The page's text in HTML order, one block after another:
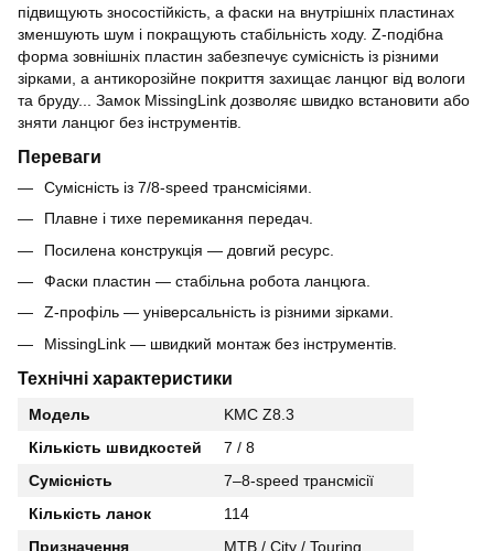
підвищують зносостійкість, а фаски на внутрішніх пластинах
зменшують шум і покращують стабільність ходу. Z-подібна
форма зовнішніх пластин забезпечує сумісність із різними
зірками, а антикорозійне покриття захищає ланцюг від вологи
та бруду... Замок MissingLink дозволяє швидко встановити або
зняти ланцюг без інструментів.
Переваги
Сумісність із 7/8-speed трансмісіями.
Плавне і тихе перемикання передач.
Посилена конструкція — довгий ресурс.
Фаски пластин — стабільна робота ланцюга.
Z-профіль — універсальність із різними зірками.
MissingLink — швидкий монтаж без інструментів.
Технічні характеристики
Модель
KMC Z8.3
Кількість швидкостей
7 / 8
Сумісність
7–8-speed трансмісії
Кількість ланок
114
Призначення
MTB / City / Touring